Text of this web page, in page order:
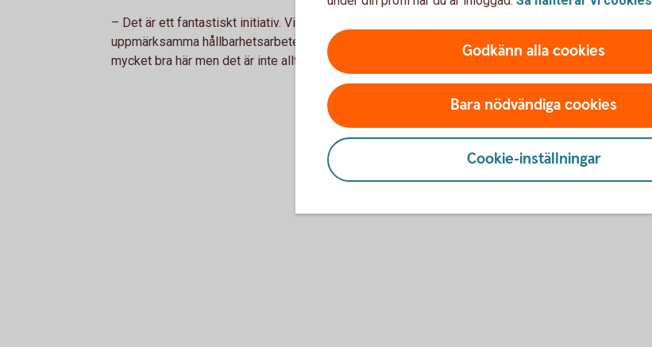
– Det är ett fantastiskt initiativ. Vi tycker att det är ett bra och spännande sätt att
uppmärksamma hållbarhetsarbete i regionen. Vi är en industritung region och det händer
mycket bra här men det är inte alltid som det får synlighet, avslutar Julia.Godkänn alla cookies
Bara nödvändiga cookies
Cookie-inställningar